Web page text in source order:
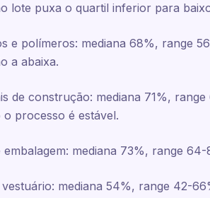
lote puxa o quartil inferior para
e polímeros: mediana 68%, range
a abaixa.
de construção: mediana 71%,
o processo é estável.
embalagem: mediana 73%, range
mediana 54%, range 42-